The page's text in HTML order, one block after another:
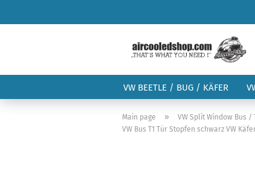
VW BEETLE / BUG / KÄFER
Main page » VW Split Window Bus /
VW Bus T1 Tür Stopfen schwarz VW